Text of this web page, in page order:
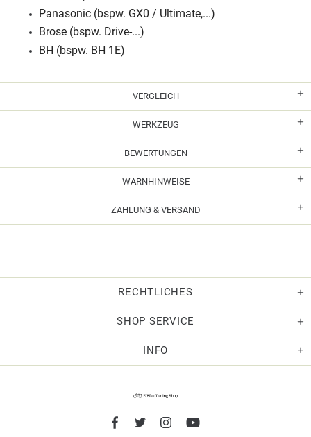
Panasonic (bspw. GX0 / Ultimate,...)
Brose (bspw. Drive-...)
BH (bspw. BH 1E)
VERGLEICH
WERKZEUG
BEWERTUNGEN
WARNHINWEISE
ZAHLUNG & VERSAND
RECHTLICHES
SHOP SERVICE
INFO